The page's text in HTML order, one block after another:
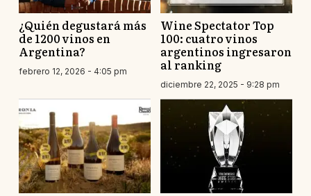
¿Quién degustará más
de 1200 vinos en
Argentina?
febrero 12, 2026 - 4:05 pm
Wine Spectator Top
100: cuatro vinos
argentinos ingresaron
al ranking
diciembre 22, 2025 - 9:28 pm